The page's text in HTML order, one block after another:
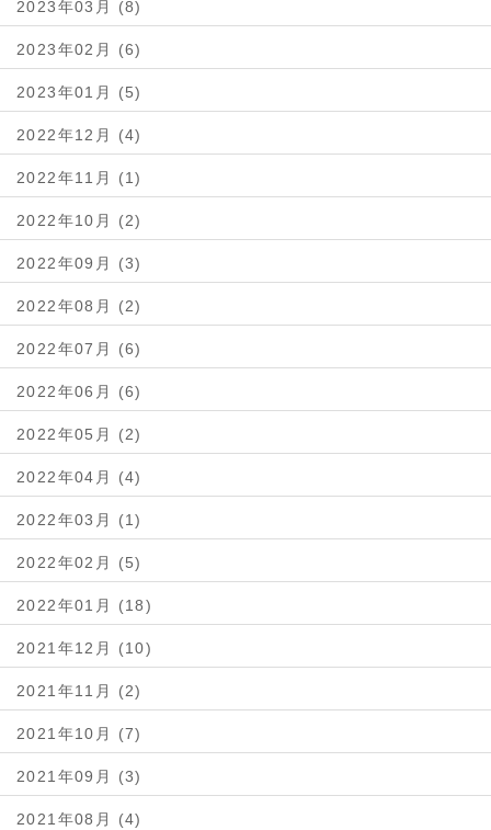
2023年03月 (8)
2023年02月 (6)
2023年01月 (5)
2022年12月 (4)
2022年11月 (1)
2022年10月 (2)
2022年09月 (3)
2022年08月 (2)
2022年07月 (6)
2022年06月 (6)
2022年05月 (2)
2022年04月 (4)
2022年03月 (1)
2022年02月 (5)
2022年01月 (18)
2021年12月 (10)
2021年11月 (2)
2021年10月 (7)
2021年09月 (3)
2021年08月 (4)